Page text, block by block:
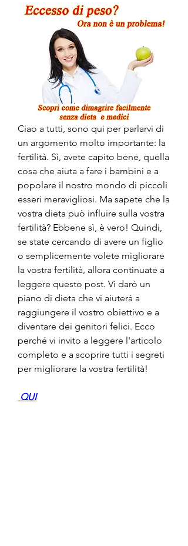
Ciao a tutti, sono qui per parlarvi di
un argomento molto importante: la
fertilità. Sì, avete capito bene, quella
cosa che aiuta a fare i bambini e a
popolare il nostro mondo di piccoli
esseri meravigliosi. Ma sapete che la
vostra dieta può influire sulla vostra
fertilità? Ebbene sì, è vero! Quindi,
se state cercando di avere un figlio
o semplicemente volete migliorare
la vostra fertilità, allora continuate a
leggere questo post. Vi darò un
piano di dieta che vi aiuterà a
raggiungere il vostro obiettivo e a
diventare dei genitori felici. Ecco
perché vi invito a leggere l'articolo
completo e a scoprire tutti i segreti
per migliorare la vostra fertilità!
QUI